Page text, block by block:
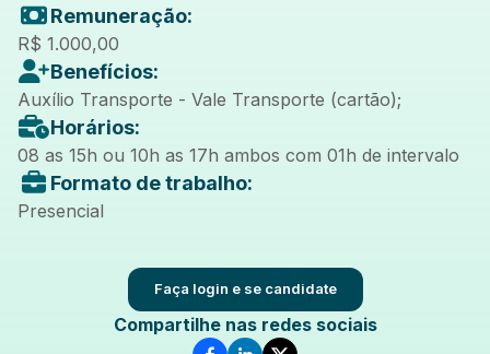
Remuneração:
R$ 1.000,00
Benefícios:
Auxílio Transporte - Vale Transporte (cartão);
Horários:
08 as 15h ou 10h as 17h ambos com 01h de intervalo
Formato de trabalho:
Presencial
Faça login e se candidate
Compartilhe nas redes sociais